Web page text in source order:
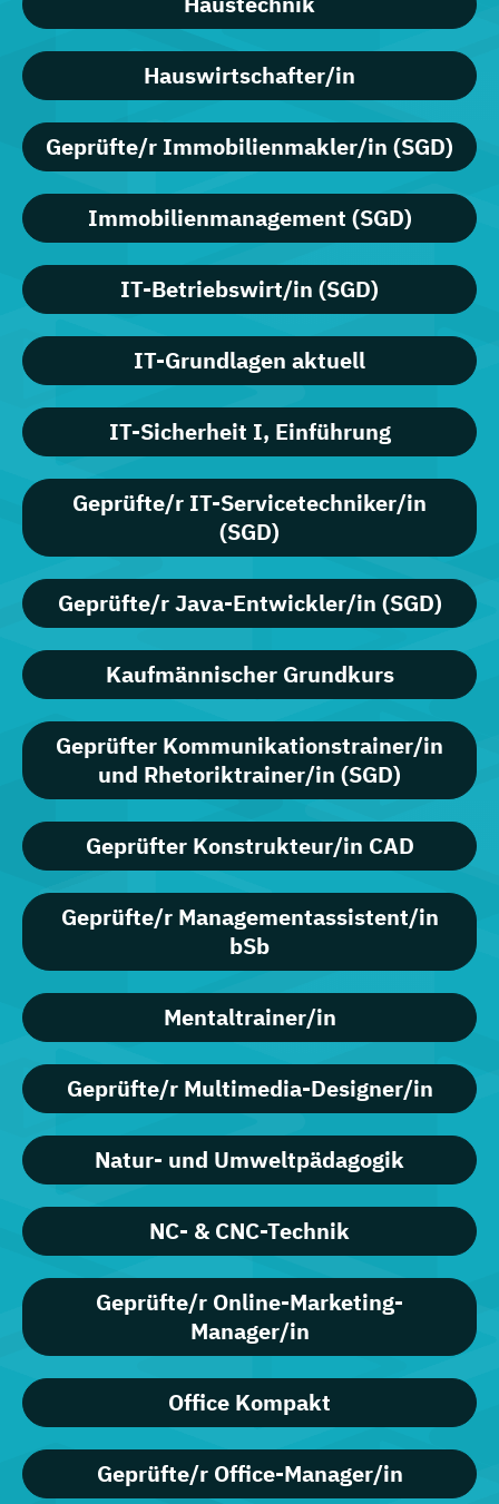
Hauswirtschafter/in
Geprüfte/r Immobilienmakler/in (SGD)
Immobilienmanagement (SGD)
IT-Betriebswirt/in (SGD)
IT-Grundlagen aktuell
IT-Sicherheit I, Einführung
Geprüfte/r IT-Servicetechniker/in
(SGD)
Geprüfte/r Java-Entwickler/in (SGD)
Kaufmännischer Grundkurs
Geprüfter Kommunikationstrainer/in
und Rhetoriktrainer/in (SGD)
Geprüfter Konstrukteur/in CAD
Geprüfte/r Managementassistent/in
bSb
Mentaltrainer/in
Geprüfte/r Multimedia-Designer/in
Natur- und Umweltpädagogik
NC- & CNC-Technik
Geprüfte/r Online-Marketing-
Manager/in
Office Kompakt
Geprüfte/r Office-Manager/in